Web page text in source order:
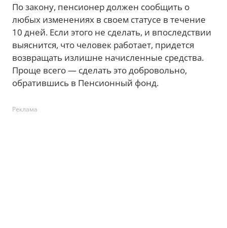
По закону, пенсионер должен сообщить о
любых изменениях в своем статусе в течение
10 дней. Если этого не сделать, и впоследствии
выяснится, что человек работает, придется
возвращать излишне начисленные средства.
Проще всего — сделать это добровольно,
обратившись в Пенсионный фонд.
Реклама